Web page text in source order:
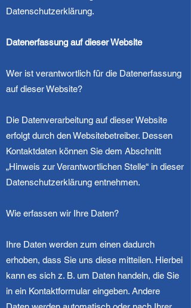
Datenschutzerklärung.
Datenerfassung auf dieser Website
Wer ist verantwortlich für die Datenerfassung
auf dieser Website?
Die Datenverarbeitung auf dieser Website
erfolgt durch den Websitebetreiber. Dessen
Kontaktdaten können Sie dem Abschnitt
„Hinweis zur Verantwortlichen Stelle“ in dieser
Datenschutzerklärung entnehmen.
Wie erfassen wir Ihre Daten?
Ihre Daten werden zum einen dadurch
erhoben, dass Sie uns diese mitteilen. Hierbei
kann es sich z. B. um Daten handeln, die Sie
in ein Kontaktformular eingeben. Andere